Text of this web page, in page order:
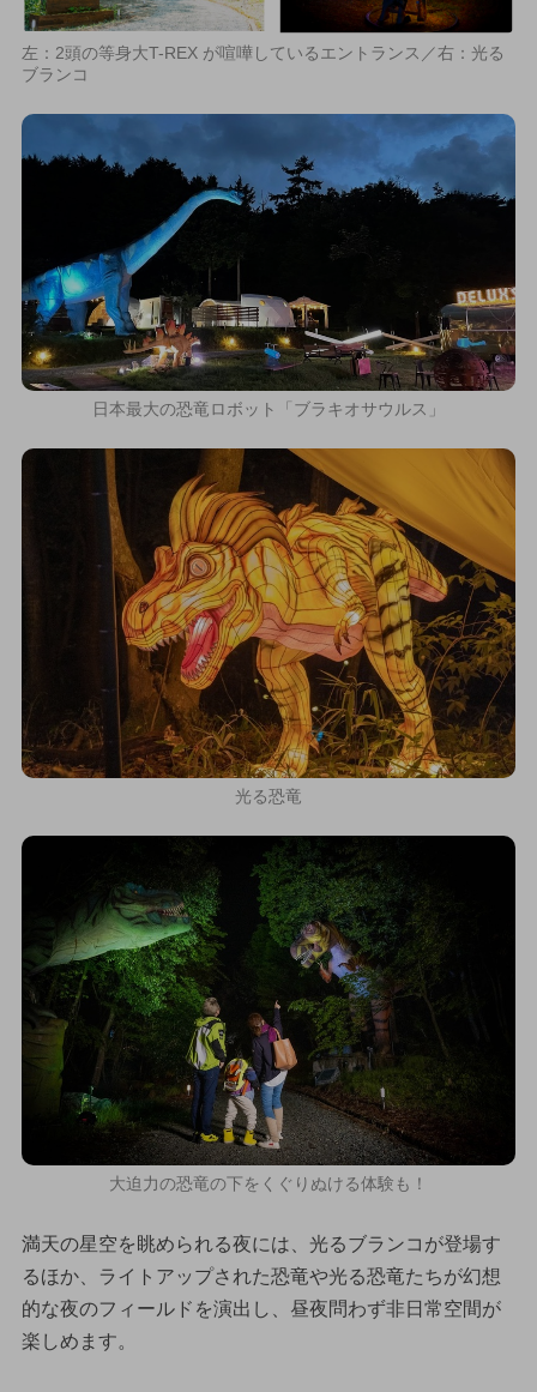
左：2頭の等身大T-REX が喧嘩しているエントランス／右：光る
ブランコ
日本最大の恐竜ロボット「ブラキオサウルス」
光る恐竜
大迫力の恐竜の下をくぐりぬける体験も！
満天の星空を眺められる夜には、光るブランコが登場す
るほか、ライトアップされた恐竜や光る恐竜たちが幻想
的な夜のフィールドを演出し、昼夜問わず非日常空間が
楽しめます。